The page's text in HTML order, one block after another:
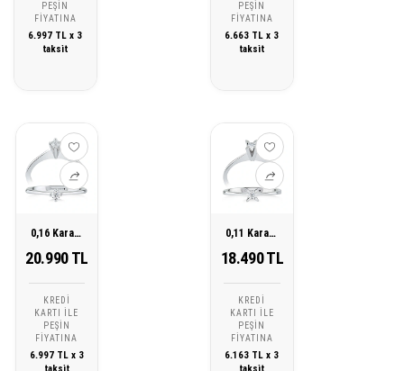
PEŞIN
FIYATINA
6.997 TL x 3
taksit
PEŞIN
FIYATINA
6.663 TL x 3
taksit
0,16 Karat Tektaş Pırlanta Yüzük
20.990 TL
KREDI
KARTI ILE
PEŞIN
FIYATINA
6.997 TL x 3
0,11 Karat Tektaş Pırlanta Yüzük
18.490 TL
KREDI
KARTI ILE
PEŞIN
FIYATINA
6.163 TL x 3